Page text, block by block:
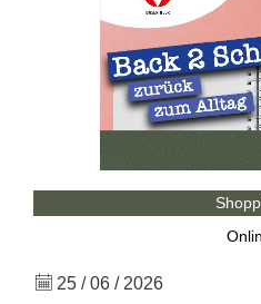
25 / 06 / 2026